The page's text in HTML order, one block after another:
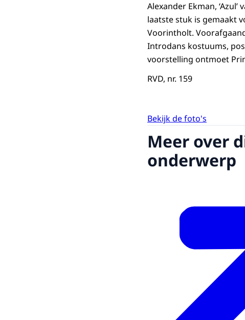
Alexander Ekman,
laatste stuk is gemaakt
Voorintholt.
Introdans kostuums,
voorstelling ontmoet
RVD, nr. 159
Bekijk de foto's
Meer over
onderwerp